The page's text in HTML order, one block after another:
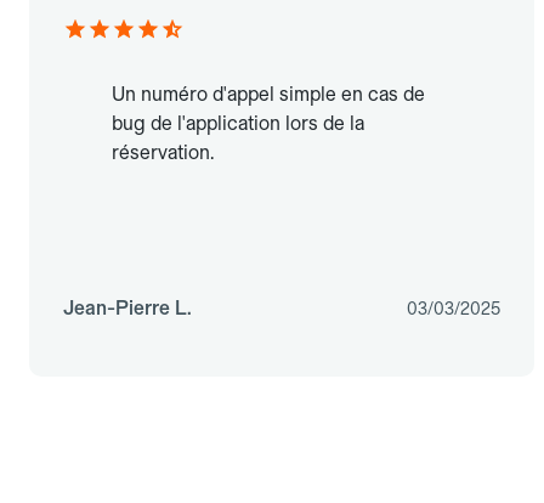
Un numéro d'appel simple en cas de
bug de l'application lors de la
réservation.
Jean-Pierre L. 03/03/2025